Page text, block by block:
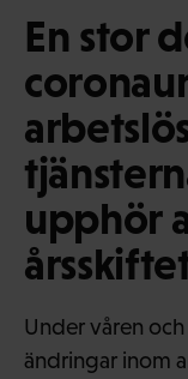
En stor
upphör
Under våren
ändringar inom